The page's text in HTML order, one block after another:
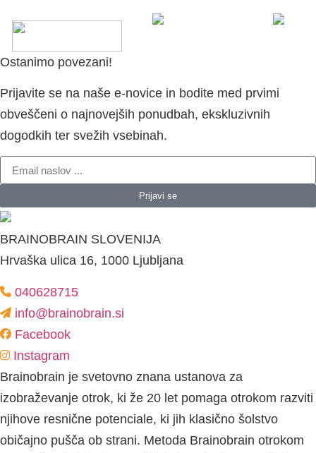
Ostanimo povezani!
Prijavite se na naše e-novice in bodite med prvimi
obveščeni o najnovejših ponudbah, ekskluzivnih
dogodkih ter svežih vsebinah.
Prijavi se
BRAINOBRAIN SLOVENIJA
Hrvaška ulica 16, 1000 Ljubljana
040628715
info@brainobrain.si
Facebook
Instagram
Brainobrain je svetovno znana ustanova za
izobraževanje otrok, ki že 20 let pomaga otrokom razviti
njihove resnične potenciale, ki jih klasično šolstvo
običajno pušča ob strani. Metoda Brainobrain otrokom